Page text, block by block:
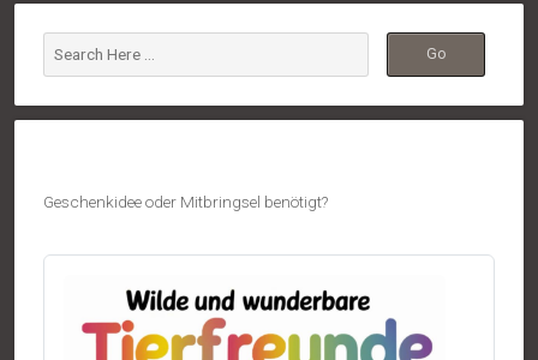
Geschenkidee oder Mitbringsel benötigt?